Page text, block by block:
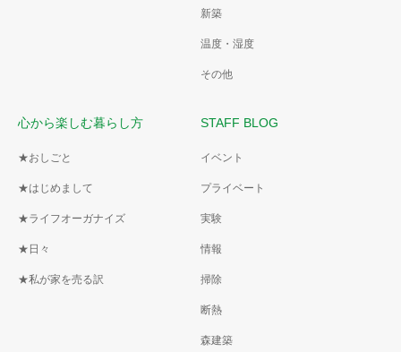
新築
温度・湿度
その他
心から楽しむ暮らし方
★おしごと
★はじめまして
★ライフオーガナイズ
★日々
★私が家を売る訳
STAFF BLOG
イベント
プライベート
実験
情報
掃除
断熱
森建築